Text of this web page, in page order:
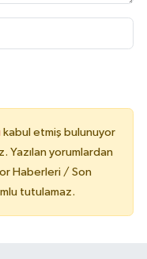
kabul etmiş bulunuyor
Yazılan yorumlardan
Haberleri / Son
tutulamaz.